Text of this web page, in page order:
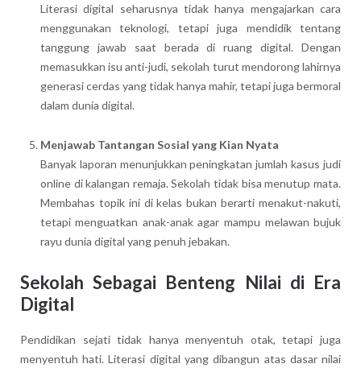
Literasi digital seharusnya tidak hanya mengajarkan cara
menggunakan teknologi, tetapi juga mendidik tentang
tanggung jawab saat berada di ruang digital. Dengan
memasukkan isu anti-judi, sekolah turut mendorong lahirnya
generasi cerdas yang tidak hanya mahir, tetapi juga bermoral
dalam dunia digital.
Menjawab Tantangan Sosial yang Kian Nyata
Banyak laporan menunjukkan peningkatan jumlah kasus judi
online di kalangan remaja. Sekolah tidak bisa menutup mata.
Membahas topik ini di kelas bukan berarti menakut-nakuti,
tetapi menguatkan anak-anak agar mampu melawan bujuk
rayu dunia digital yang penuh jebakan.
Sekolah Sebagai Benteng Nilai di Era
Digital
Pendidikan sejati tidak hanya menyentuh otak, tetapi juga
menyentuh hati. Literasi digital yang dibangun atas dasar nilai